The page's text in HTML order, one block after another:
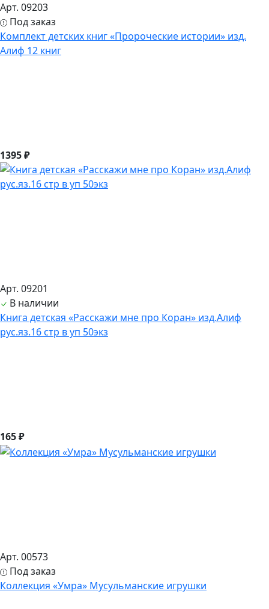
Арт. 09203
Под заказ
Комплект детских книг «Пророческие истории» изд.
Алиф 12 книг
1395 ₽
Арт. 09201
В наличии
Книга детская «Расскажи мне про Коран» изд.Алиф
рус.яз.16 стр в уп 50экз
165 ₽
Арт. 00573
Под заказ
Коллекция «Умра» Мусульманские игрушки